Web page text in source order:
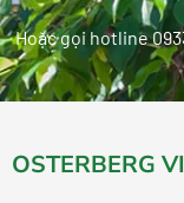
Hoặc gọi hotline
OSTERBERG